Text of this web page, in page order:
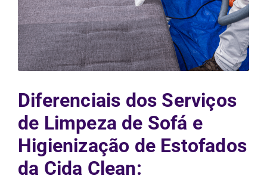
Diferenciais dos Serviços
de Limpeza de Sofá e
Higienização de Estofados
da Cida Clean: